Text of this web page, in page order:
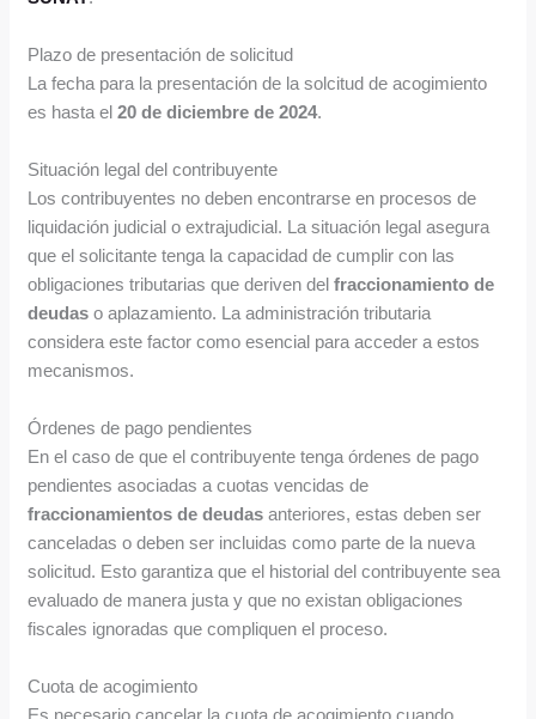
Plazo de presentación de solicitud
La fecha para la presentación de la solcitud de acogimiento
es hasta el20 de diciembre de 2024.
Situación legal del contribuyente
Los contribuyentes no deben encontrarse en procesos de
liquidación judicial o extrajudicial. La situación legal asegura
que el solicitante tenga la capacidad de cumplir con las
obligaciones tributarias que deriven delfraccionamiento de
deudas o aplazamiento. La administración tributaria
considera este factor como esencial para acceder a estos
mecanismos.
Órdenes de pago pendientes
En el caso de que el contribuyente tenga órdenes de pago
pendientes asociadas a cuotas vencidas de
fraccionamientos de deudas anteriores, estas deben ser
canceladas o deben ser incluidas como parte de la nueva
solicitud. Esto garantiza que el historial del contribuyente sea
evaluado de manera justa y que no existan obligaciones
fiscales ignoradas que compliquen el proceso.
Cuota de acogimiento
Es necesario cancelar la cuota de acogimiento cuando